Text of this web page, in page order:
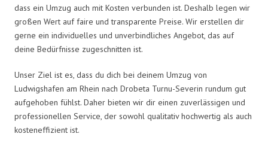
dass ein Umzug auch mit Kosten verbunden ist. Deshalb legen wir
großen Wert auf faire und transparente Preise. Wir erstellen dir
gerne ein individuelles und unverbindliches Angebot, das auf
deine Bedürfnisse zugeschnitten ist.
Unser Ziel ist es, dass du dich bei deinem Umzug von
Ludwigshafen am Rhein nach Drobeta Turnu-Severin rundum gut
aufgehoben fühlst. Daher bieten wir dir einen zuverlässigen und
professionellen Service, der sowohl qualitativ hochwertig als auch
kosteneffizient ist.